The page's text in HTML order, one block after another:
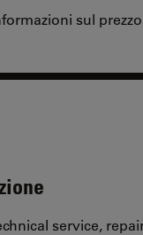
sul
service,